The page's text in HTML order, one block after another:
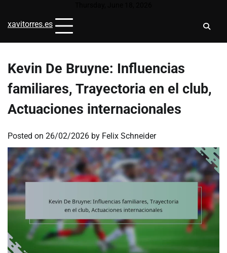
content
xavitorres.es
Kevin De Bruyne: Influencias
familiares, Trayectoria en el club,
Actuaciones internacionales
Posted on 26/02/2026 by Felix Schneider